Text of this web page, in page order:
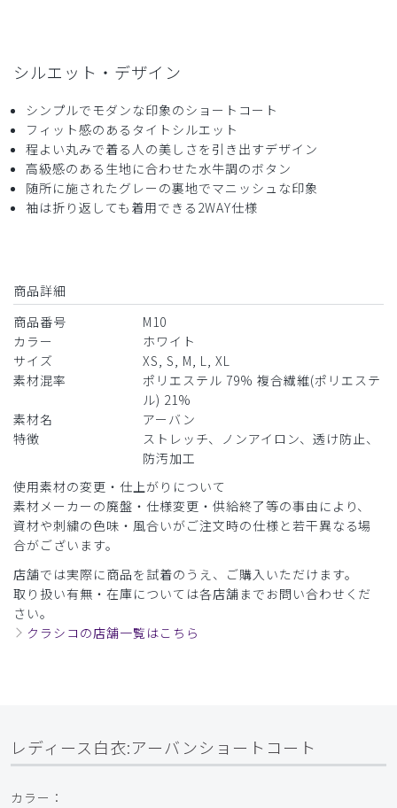
m様
購入確認済み
年齢:30代 身長: 161-165cm 体重:51-55kg
レビュー
シルエットもよく問題なかったです。
白/M
役に立った
​1 ​2
シルエット・デザイン
シンプルでモダンな印象のショートコート
フィット感のあるタイトシルエット
程よい丸みで着る人の美しさを引き出すデザイン
高級感のある生地に合わせた水牛調のボタン
随所に施されたグレーの裏地でマニッシュな印象
袖は折り返しても着用できる2WAY仕様
商品詳細
商品番号
M10
カラー
ホワイト
サイズ
XS, S, M, L, XL
素材混率
ポリエステル 79% 複合繊維(ポリエステ
ル) 21%
素材名
アーバン
特徴
ストレッチ、ノンアイロン、透け防止、
防汚加工
使用素材の変更・仕上がりについて
素材メーカーの廃盤・仕様変更・供給終了等の事由により、
資材や刺繍の色味・風合いがご注文時の仕様と若干異なる場
合がございます。
店舗では実際に商品を試着のうえ、ご購入いただけます。
取り扱い有無・在庫については各店舗までお問い合わせくだ
さい。
クラシコの店舗一覧はこちら
レディース白衣:アーバンショートコート
カラー：